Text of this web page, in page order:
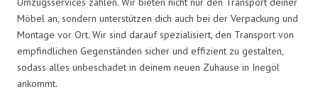
Möbel an, sondern unterstützen dich auch bei der Verpackung und
Montage vor Ort. Wir sind darauf spezialisiert, den Transport von
empfindlichen Gegenständen sicher und effizient zu gestalten,
sodass alles unbeschadet in deinem neuen Zuhause in Inegöl
ankommt.